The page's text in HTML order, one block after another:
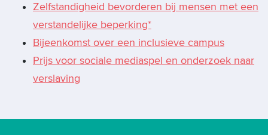
Zelfstandigheid bevorderen bij mensen met een
verstandelijke beperking*
Bijeenkomst over een inclusieve campus
Prijs voor sociale mediaspel en onderzoek naar
verslaving